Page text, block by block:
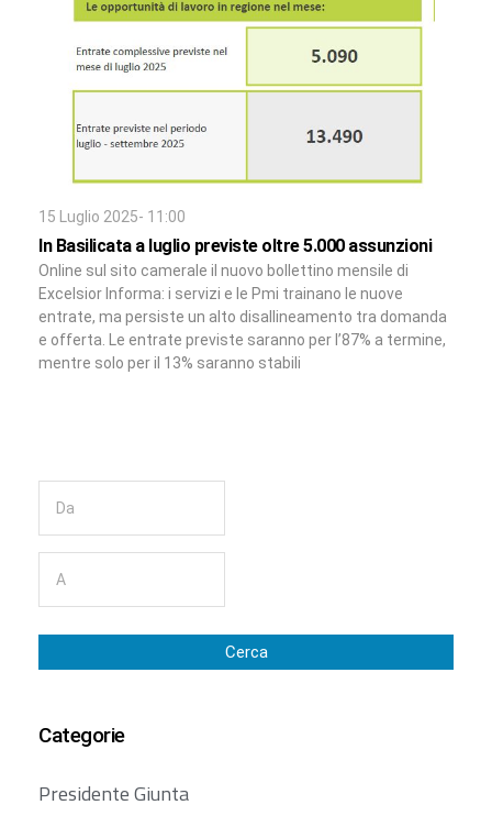
15 Luglio 2025- 11:00
In Basilicata a luglio previste oltre 5.000 assunzioni
Online sul sito camerale il nuovo bollettino mensile di
Excelsior Informa: i servizi e le Pmi trainano le nuove
entrate, ma persiste un alto disallineamento tra domanda
e offerta. Le entrate previste saranno per l’87% a termine,
mentre solo per il 13% saranno stabili
Cerca
Categorie
Presidente Giunta